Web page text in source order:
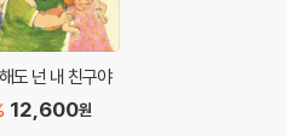
도 넌 내 친구야
12,600원